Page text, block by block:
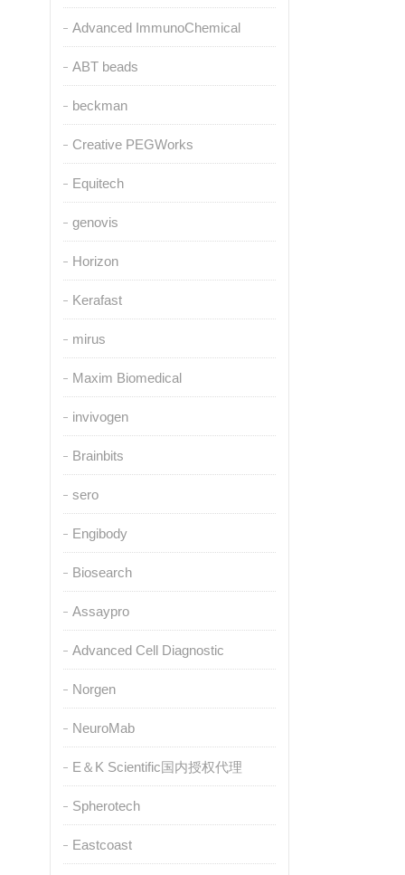
Advanced ImmunoChemical
ABT beads
beckman
Creative PEGWorks
Equitech
genovis
Horizon
Kerafast
mirus
Maxim Biomedical
invivogen
Brainbits
sero
Engibody
Biosearch
Assaypro
Advanced Cell Diagnostic
Norgen
NeuroMab
E＆K Scientific国内授权代理
Spherotech
Eastcoast